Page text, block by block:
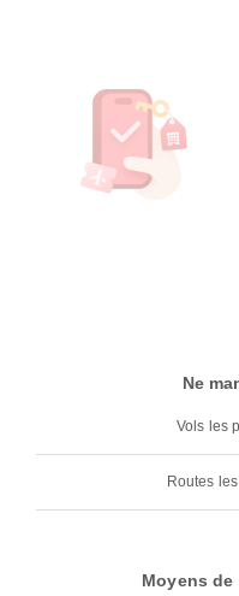
Ne
Vols les
Routes
Moyens de